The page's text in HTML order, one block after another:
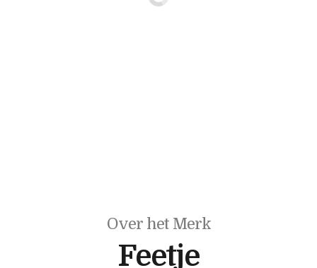
Over het Merk
Feetje